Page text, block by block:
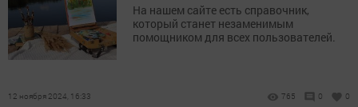
На нашем сайте есть справочник,
который станет незаменимым
помощником для всех пользователей.
12 ноября 2024, 16:33 765 0 0